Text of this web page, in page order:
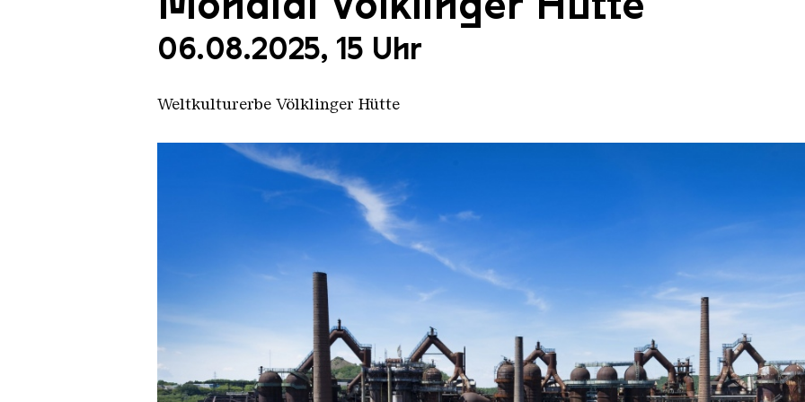
06.08.2025, 15 Uhr
Weltkulturerbe Völklinger Hütte